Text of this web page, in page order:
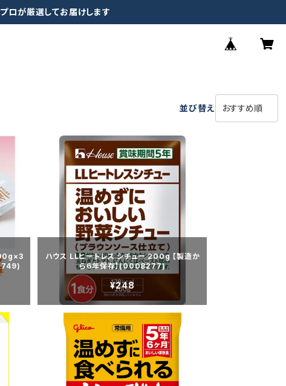
ロが厳選してお届けします
並び替え
ハウス LLヒートレス シチュー 200g 【製造か
ら6年保存】(0008277)
¥248